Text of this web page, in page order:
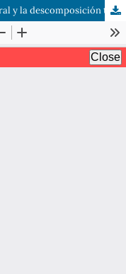
El formalismo 3+1 en relatividad general y la descomposición tensorial completa